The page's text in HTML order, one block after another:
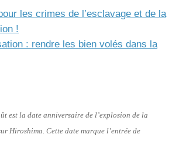
les crimes de l’esclavage et de la
!
: rendre les bien volés dans la
est la date anniversaire de l’explosion de la
Hiroshima. Cette date marque l’entrée de